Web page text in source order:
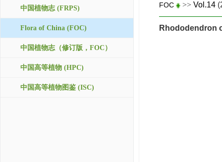
中国植物志 (FRPS)
Flora of China (FOC)
中国植物志（修订版，FOC）
中国高等植物 (HPC)
中国高等植物图鉴 (ISC)
FOC >> Vol.14
Rhododendron